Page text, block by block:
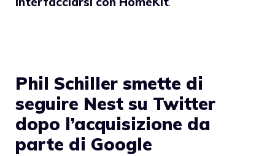
Phil Schiller smette di
seguire Nest su Twitter
dopo l’acquisizione da
parte di Google